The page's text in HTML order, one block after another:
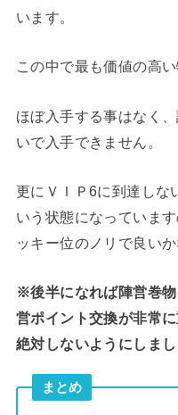
います。
この中で最も価値の高
ほぼ入手する事はなく
いで入手できません。
更にＶＩＰ6に到達しな
いう状態になっていま
ッキー位のノリで良いか
※後半になれば陣営巻
営ポイント交換が非常
絶対しないようにしまし
まとめ